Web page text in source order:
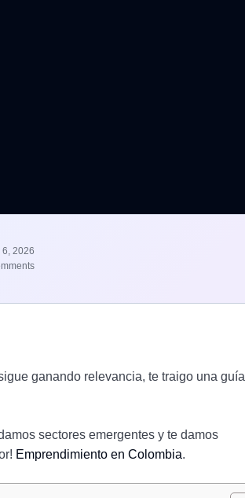
6, 2026
ganando relevancia, te traigo una guía
sectores emergentes y te damos
Emprendimiento en Colombia.